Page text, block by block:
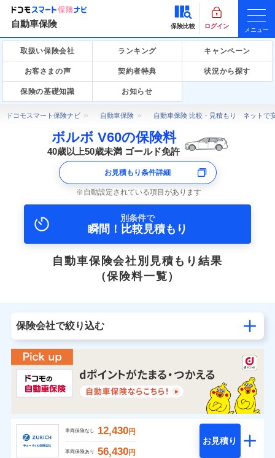
自動車保険 保険比較 ログイン
メニュー
取扱い保険会社 ランキング キャンペーン
お客さまの声 契約者特典 状況から探す
保険の基礎知識 お知らせ
ドコモスマート保険ナビ 自動車保険 自動車保険 比較・見積もり ネットで
ボルボ V60の保険料
40歳以上50歳未満 ゴールド免許
お見積もり条件詳細
自動設定されている項目があります
別条件で
瞬間！比較見積もり
自動車保険会社別見積もり結果
（保険料一覧）
保険会社で絞り込む
車両保険なし 12,430円
車両保険あり 56,430円
お見積り